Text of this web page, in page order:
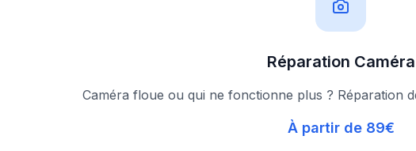
Réparation Caméra
Caméra floue ou qui ne fonctionne plus ? Réparation
À partir de 89€